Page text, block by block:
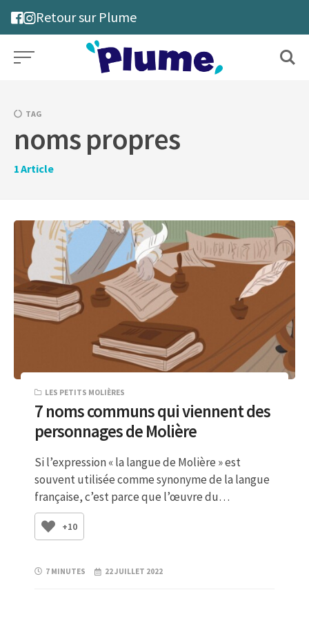
Skip
to
content
Retour sur Plume
TAG
noms propres
1Article
LES PETITS MOLIÈRES
7 noms communs qui viennent des
personnages de Molière
Si l’expression « la langue de Molière » est
souvent utilisée comme synonyme de la langue
française, c’est parce que l’œuvre du…
+10
7 MINUTES 22 JUILLET 2022